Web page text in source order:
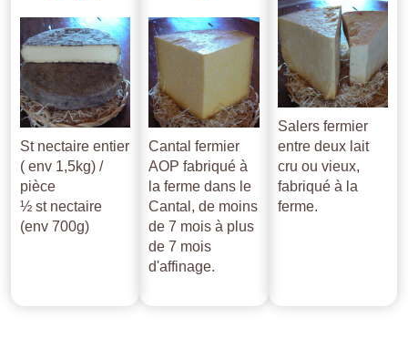
St nectaire entier
( env 1,5kg) /
pièce
½ st nectaire
(env 700g)
Cantal fermier
AOP fabriqué à
la ferme dans le
Cantal, de moins
de 7 mois à plus
de 7 mois
d'affinage.
Salers fermier
entre deux lait
cru ou vieux,
fabriqué à la
ferme.